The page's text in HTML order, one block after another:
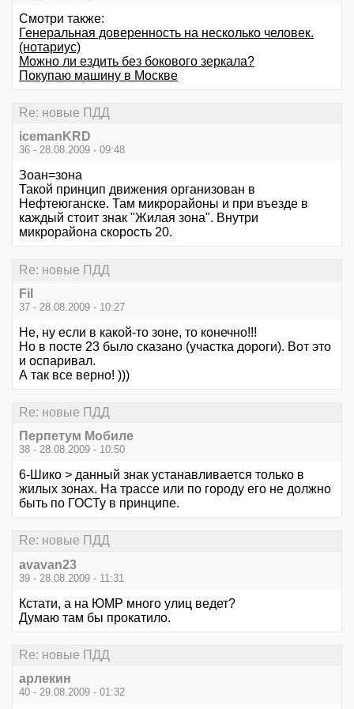
Смотри также:
Генеральная доверенность на несколько человек.
(нотариус)
Можно ли ездить без бокового зеркала?
Покупаю машину в Москве
Re: новые ПДД
icemanKRD
36 - 28.08.2009 - 09:48
Зоан=зона
Такой принцип движения организован в
Нефтеюганске. Там микрорайоны и при въезде в
каждый стоит знак "Жилая зона". Внутри
микрорайона скорость 20.
Re: новые ПДД
Fil
37 - 28.08.2009 - 10:27
Не, ну если в какой-то зоне, то конечно!!!
Но в посте 23 было сказано (участка дороги). Вот это
и оспаривал.
А так все верно! )))
Re: новые ПДД
Перпетум Мобиле
38 - 28.08.2009 - 10:50
6-Шико > данный знак устанавливается только в
жилых зонах. На трассе или по городу его не должно
быть по ГОСТу в принципе.
Re: новые ПДД
avavan23
39 - 28.08.2009 - 11:31
Кстати, а на ЮМР много улиц ведет?
Думаю там бы прокатило.
Re: новые ПДД
арлекин
40 - 29.08.2009 - 01:32